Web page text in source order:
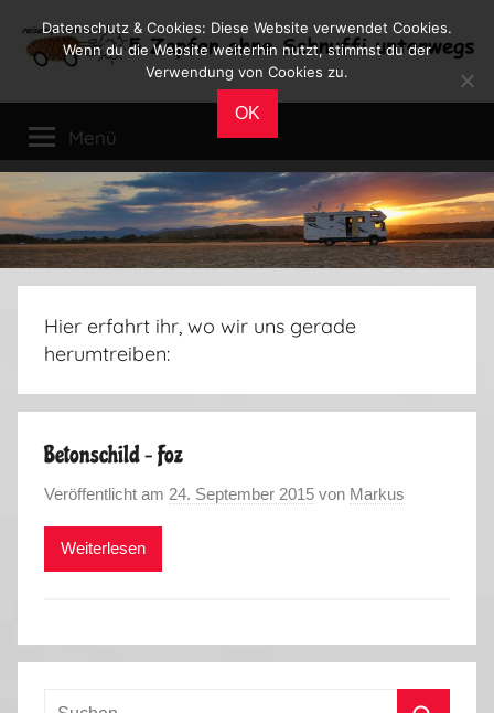
Inhalt
Reiseblog
Leben
im
Wohnmobil
Menü
Hier erfahrt ihr, wo wir uns gerade
herumtreiben:
Betonschild – Foz
Veröffentlicht am 24. September 2015 von Markus
Weiterlesen
Suchen
Datenschutz & Cookies: Diese Website verwendet Cookies.
Wenn du die Website weiterhin nutzt, stimmst du der
Verwendung von Cookies zu.
OK